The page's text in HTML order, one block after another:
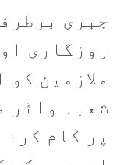
جبری
روزگاری
ملازمین
شعبہ واٹر
پر کام